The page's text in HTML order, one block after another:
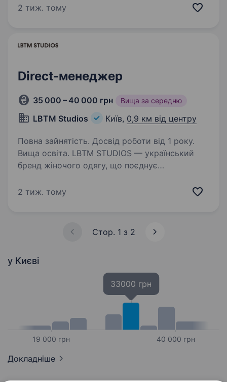
продавця-консультанта з досвідом роботи
2 тиж. тому
Direct-менеджер
35 000 – 40 000 грн Вища за середню
LBTM Studios Київ, 0,9 км від центру
Повна зайнятість. Досвід роботи від 1 року.
Вища освіта. LBTM STUDIOS — український
бренд жіночого одягу, що поєднує
Ми активно розвиваємось і шукаємо
2 тиж. тому
Стор. 1 з 2
у Києві
19 000 грн
33000 грн
40 000 грн
Докладніше